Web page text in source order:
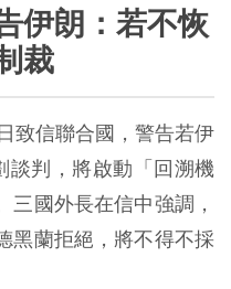
伊朗：若不恢
裁
致信聯合國，警告若伊
談判，將啟動「回溯機
三國外長在信中強調，
黑蘭拒絕，將不得不採